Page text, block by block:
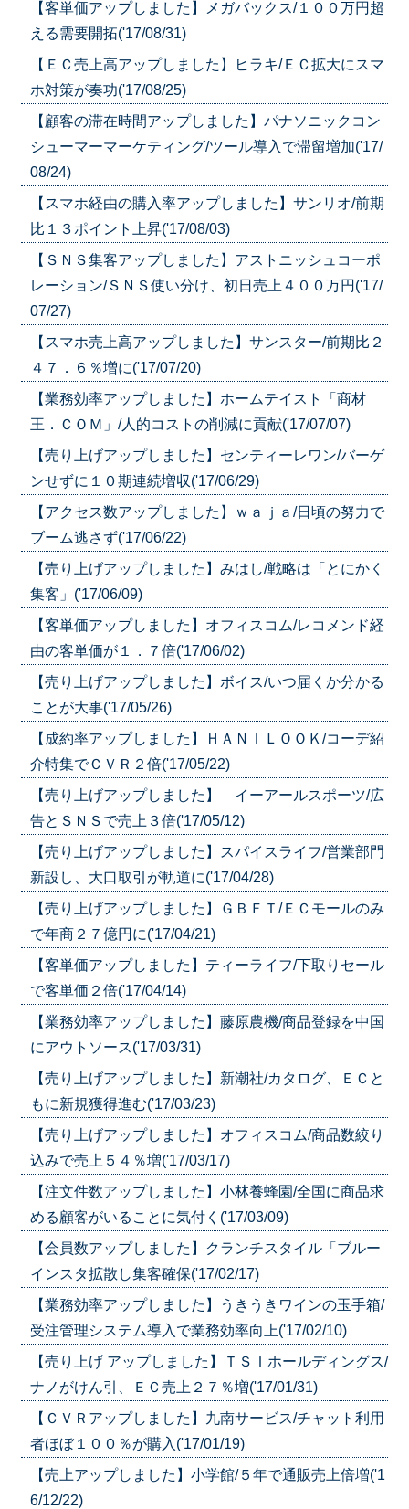
【客単価アップしました】メガバックス/１００万円超
える需要開拓('17/08/31)
【ＥＣ売上高アップしました】ヒラキ/ＥＣ拡大にスマ
ホ対策が奏功('17/08/25)
【顧客の滞在時間アップしました】パナソニックコン
シューマーマーケティング/ツール導入で滞留増加('17/
08/24)
【スマホ経由の購入率アップしました】サンリオ/前期
比１３ポイント上昇('17/08/03)
【ＳＮＳ集客アップしました】アストニッシュコーポ
レーション/ＳＮＳ使い分け、初日売上４００万円('17/
07/27)
【スマホ売上高アップしました】サンスター/前期比２
４７．６％増に('17/07/20)
【業務効率アップしました】ホームテイスト「商材
王．ＣＯＭ」/人的コストの削減に貢献('17/07/07)
【売り上げアップしました】センティーレワン/バーゲ
ンせずに１０期連続増収('17/06/29)
【アクセス数アップしました】ｗａｊａ/日頃の努力で
ブーム逃さず('17/06/22)
【売り上げアップしました】みはし/戦略は「とにかく
集客」('17/06/09)
【客単価アップしました】オフィスコム/レコメンド経
由の客単価が１．７倍('17/06/02)
【売り上げアップしました】ボイス/いつ届くか分かる
ことが大事('17/05/26)
【成約率アップしました】ＨＡＮＩＬＯＯＫ/コーデ紹
介特集でＣＶＲ２倍('17/05/22)
【売り上げアップしました】 イーアールスポーツ/広
告とＳＮＳで売上３倍('17/05/12)
【売り上げアップしました】スパイスライフ/営業部門
新設し、大口取引が軌道に('17/04/28)
【売り上げアップしました】ＧＢＦＴ/ＥＣモールのみ
で年商２７億円に('17/04/21)
【客単価アップしました】ティーライフ/下取りセール
で客単価２倍('17/04/14)
【業務効率アップしました】藤原農機/商品登録を中国
にアウトソース('17/03/31)
【売り上げアップしました】新潮社/カタログ、ＥＣと
もに新規獲得進む('17/03/23)
【売り上げアップしました】オフィスコム/商品数絞り
込みで売上５４％増('17/03/17)
【注文件数アップしました】小林養蜂園/全国に商品求
める顧客がいることに気付く('17/03/09)
【会員数アップしました】クランチスタイル「ブルー
インスタ拡散し集客確保('17/02/17)
【業務効率アップしました】うきうきワインの玉手箱/
受注管理システム導入で業務効率向上('17/02/10)
【売り上げ アップしました】ＴＳＩホールディングス/
ナノがけん引、ＥＣ売上２７％増('17/01/31)
【ＣＶＲアップしました】九南サービス/チャット利用
者ほぼ１００％が購入('17/01/19)
【売上アップしました】小学館/５年で通販売上倍増('1
6/12/22)